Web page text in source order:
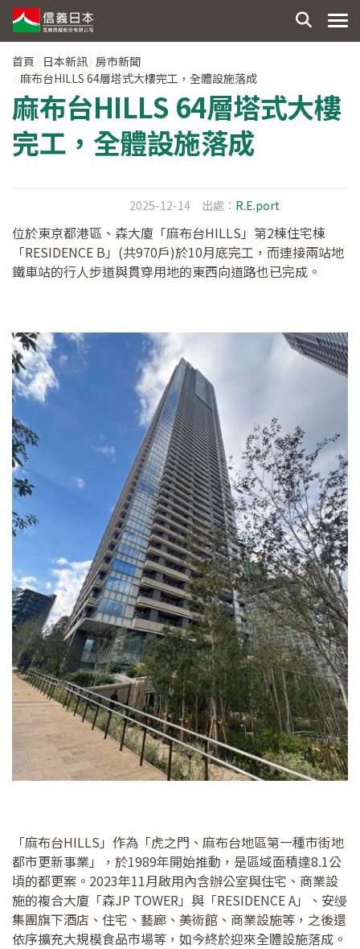
首頁 日本新訊 房市新聞
麻布台HILLS 64層塔式大樓完工，全體設施落成
麻布台HILLS 64層塔式大樓
完工，全體設施落成
2025-12-14 出處： R.E.port
位於東京都港區、森大廈「麻布台HILLS」第2棟住宅棟
「RESIDENCE B」(共970戶)於10月底完工，而連接兩站地
鐵車站的行人步道與貫穿用地的東西向道路也已完成。
「麻布台HILLS」作為「虎之門、麻布台地區第一種市街地
都市更新事業」，於1989年開始推動，是區域面積達8.1公
頃的都更案。2023年11月啟用內含辦公室與住宅、商業設
施的複合大廈「森JP TOWER」與「RESIDENCE A」、安缦
集團旗下酒店、住宅、藝廊、美術館、商業設施等，之後還
依序擴充大規模食品市場等，如今終於迎來全體設施落成。